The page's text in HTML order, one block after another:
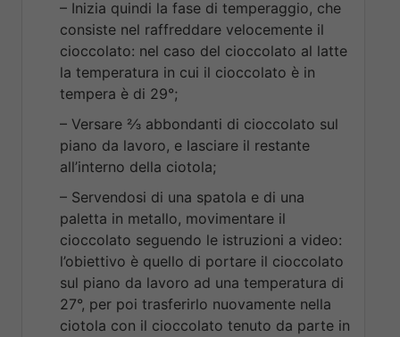
– Inizia quindi la fase di temperaggio, che
consiste nel raffreddare velocemente il
cioccolato: nel caso del cioccolato al latte
la temperatura in cui il cioccolato è in
tempera è di 29°;
– Versare 2⁄3 abbondanti di cioccolato sul
piano da lavoro, e lasciare il restante
all’interno della ciotola;
– Servendosi di una spatola e di una
paletta in metallo, movimentare il
cioccolato seguendo le istruzioni a video:
l’obiettivo è quello di portare il cioccolato
sul piano da lavoro ad una temperatura di
27°, per poi trasferirlo nuovamente nella
ciotola con il cioccolato tenuto da parte in